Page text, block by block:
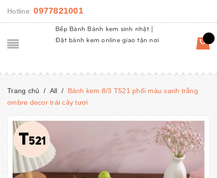
Hotline:0977821001
Bếp Bánh Bánh kem sinh nhật |
Đặt bánh kem online giao tận nơi
Trang chủ / All /
Bánh kem 8/3 T521 phối màu xanh trắng
ombre decor trái cây tươi